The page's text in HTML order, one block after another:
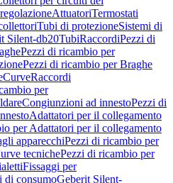
AttuatoriTermostati
Tubi di protezioneSistemi di
Silent-db20TubiRaccordiPezzi di
Pezzi di ricambio per
Pezzi di ricambio per Braghe
CurveRaccordi
per
Congiunzioni ad innestoPezzi di
Adattatori per il collegamento
per Adattatori per il collegamento
apparecchiPezzi di ricambio per
tecnichePezzi di ricambio per
Fissaggi per
di consumoGeberit Silent-